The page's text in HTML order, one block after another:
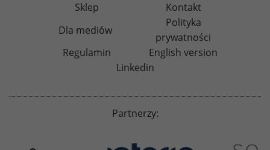
Sklep
Kontakt
Dla mediów
Polityka
prywatności
Regulamin
English version
Linkedin
Partnerzy: